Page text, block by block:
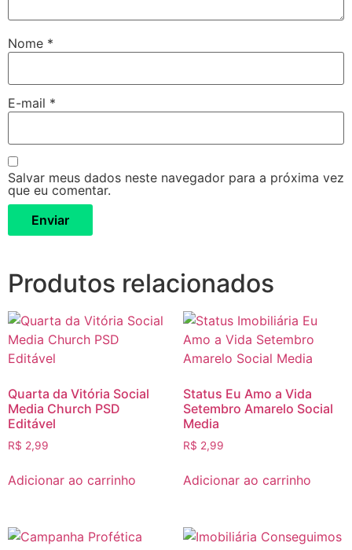
Nome *
E-mail *
Salvar meus dados neste navegador para a próxima vez
que eu comentar.
Produtos relacionados
Quarta da Vitória Social
Media Church PSD
Editável
R$ 2,99
Adicionar ao carrinho
Status Eu Amo a Vida
Setembro Amarelo Social
Media
R$ 2,99
Adicionar ao carrinho